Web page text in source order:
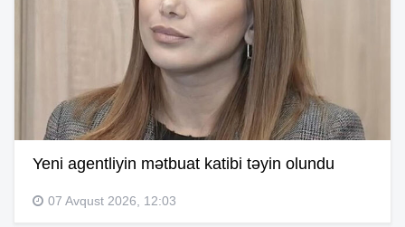
Yeni agentliyin mətbuat katibi təyin olundu
07 Avqust 2026, 12:03